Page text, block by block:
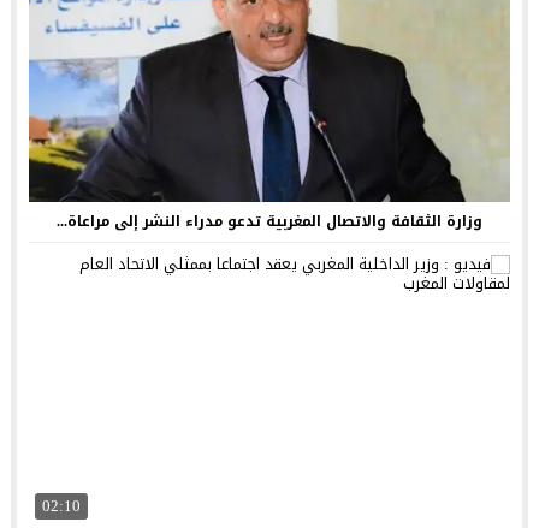
وزارة الثقافة والاتصال المغربية تدعو مدراء النشر إلى مراعاة...
02:10